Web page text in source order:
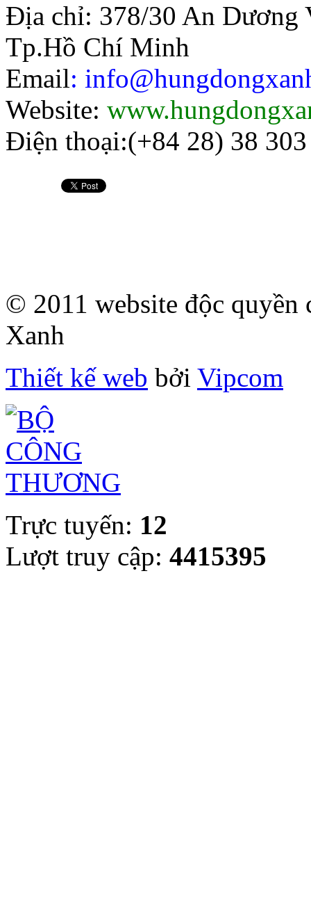
Địa chỉ: 378/30 An Dương
Tp.Hồ Chí Minh
Email:
Website:
Điện thoại:(+84 28) 38
© 2011 website độc
Xanh
Thiết kế web bởi Vipcom
Trực tuyến: 12
Lượt truy cập: 4415395